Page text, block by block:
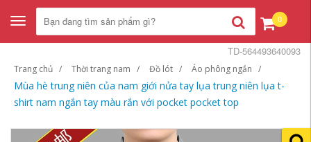
Toggle
navigation
0
Trang chủ Thời trang nam Đồ lót Áo phông ngắn
Mùa hè trung niên của nam giới nửa tay lụa trung niên lụa t-
shirt nam ngắn tay màu rắn với pocket pocket top
TD-564493640093